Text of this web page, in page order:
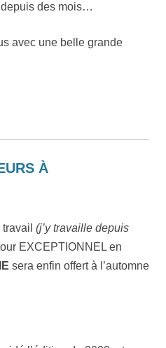
depuis des mois…
avec une belle grande
À
(j’y travaille depuis
EXCEPTIONNEL en
sera enfin offert à l’automne